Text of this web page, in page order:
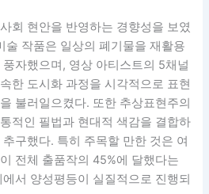
회 현안을 반영하는 경향성을 보였
술 작품은 일상의 폐기물을 재활용
자했으며, 영상 아티스트의 5채널
한 도시화 과정을 시각적으로 표현
불러일으켰다. 또한 추상표현주의
적인 필법과 현대적 색감을 결합하
구했다. 특히 주목할 만한 것은 여
전체 출품작의 45%에 달했다는
서 양성평등이 실질적으로 진행되